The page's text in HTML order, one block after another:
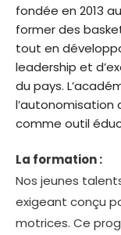
fondée en 2013
former des
tout en
leadership et
du pays.
l’autonomisation
comme outil
La formation :
Nos jeunes
exigeant conçu
motrices. Ce